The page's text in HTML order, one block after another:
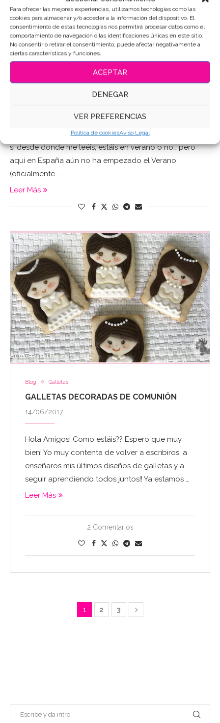
Para ofrecer las mejores experiencias, utilizamos tecnologías como las
cookies para almacenar y/o acceder a la información del dispositivo. El
consentimiento de estas tecnologías nos permitirá procesar datos como el
comportamiento de navegación o las identificaciones únicas en este sitio.
No consentir o retirar el consentimiento, puede afectar negativamente a
ciertas características y funciones.
ACEPTAR
DENEGAR
VER PREFERENCIAS
Política de cookiesAviso Legal
algo como años anteriores, pero no quería pasar sin
subiros mis Galletas …
Leer Más
Blog Galletas
GALLETAS DECORADAS PIÑAS Y FRESAS
Hola amigos!! Como lleváis el sofocante calor?? No se..
si desde donde me leéis, estáis en verano o no… pero
aquí en España aún no ha empezado el Verano
(oficialmente …
Leer Más
Blog Galletas
GALLETAS DECORADAS DE COMUNIÓN
14/06/2017
Hola Amigos! Como estáis?? Espero que muy
bien! Yo muy contenta de volver a escribiros, a
enseñaros mis últimos diseños de galletas y a
seguir aprendiendo todos juntos!! Ya estamos …
Leer Más
2 Comentarios
1 2 3